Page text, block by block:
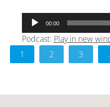
声
プ
レ
ー
00:00
Podcast: Play in new
1
2 3